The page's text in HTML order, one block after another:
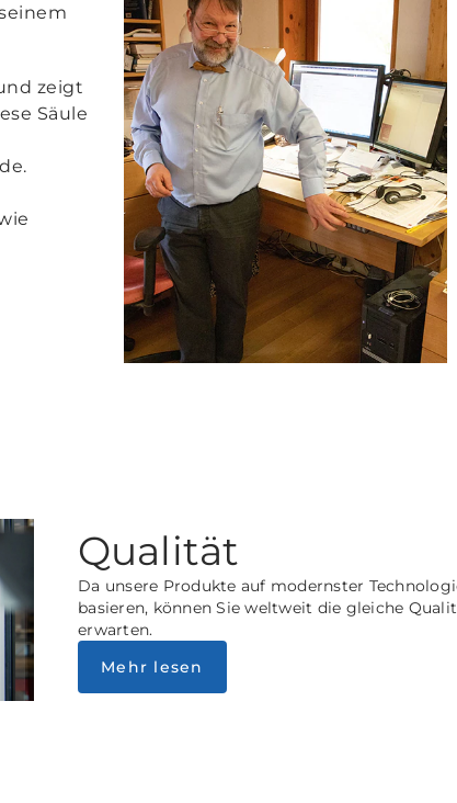
zeigt
Säule
Qualität
Da unsere Produkte auf modernster
basieren, können Sie weltweit die gleiche
erwarten.
Mehr lesen